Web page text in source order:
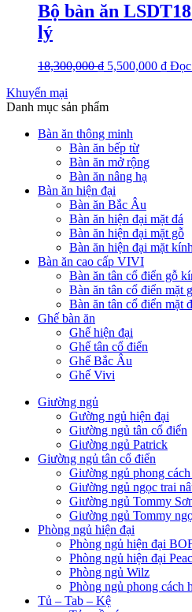
Bộ bàn ăn
lý
18,300,000₫ 5,500,000 ₫ Đọc
Khuyến mại
Danh mục sản phẩm
Bàn ăn thông minh
Bàn ăn bếp từ
Bàn ăn mở rộng
Bàn ăn nâng hạ
Bàn ăn hiện đại
Bàn ăn Bắc Âu
Bàn ăn hiện đại mặt đá
Bàn ăn hiện đại mặt gỗ
Bàn ăn hiện đại mặt kính
Bàn ăn cao cấp VIVI
Bàn ăn tân cổ điển gỗ
Bàn ăn tân cổ điển mặt
Bàn ăn tân cổ điển mặt
Ghế bàn ăn
Ghế hiện đại
Ghế tân cổ điển
Ghế Bắc Âu
Ghế Vivi
Giường ngủ
Gường ngủ hiện đại
Giường ngủ tân cổ điển
Giường ngủ Patrick
Giường ngủ tân cổ điển
Giường ngủ phong
Giường ngủ ngọc trai
Giường ngủ Tommy
Giường ngủ Tommy
Phòng ngủ hiện đại
Phòng ngủ hiện đại
Phòng ngủ hiện đại
Phòng ngủ Wilz
Phòng ngủ phong cách
Tủ – Tab – Kệ